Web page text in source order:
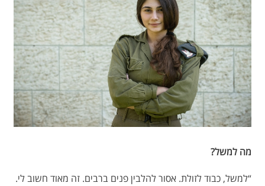
מה למשל?
“למשל, כבוד לזולת. אסור להלבין פנים ברבים. זה מאוד חשוב לי.